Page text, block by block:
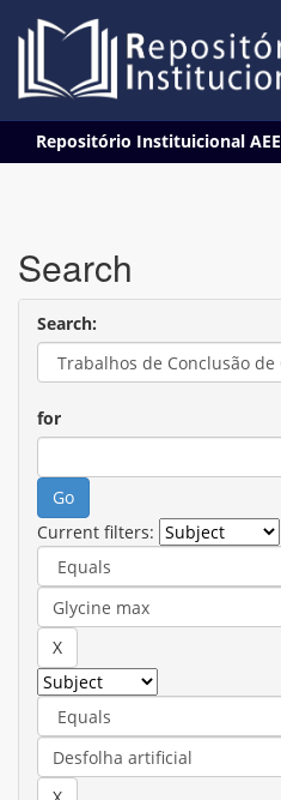
navigation
Repositório Instituicional AEE
Search
Search:
for
Current filters: